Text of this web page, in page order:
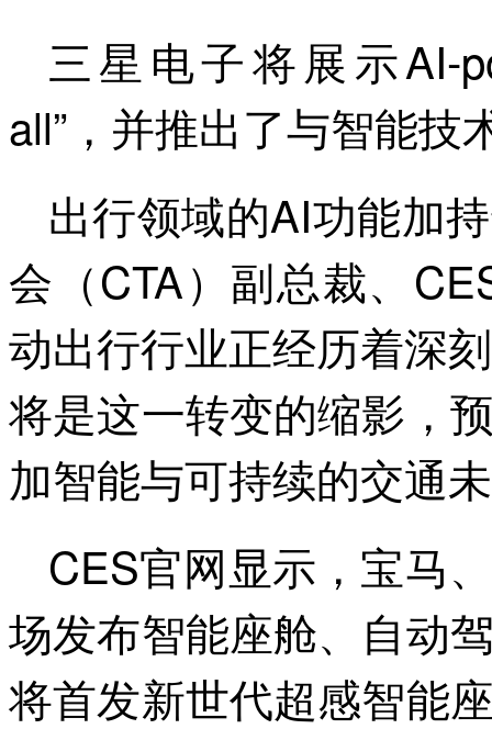
三星电子将展示AI-
all”，并推出了与智能技
出行领域的AI功能加
会（CTA）副总裁、
动出行行业正经历着深
将是这一转变的缩影，
加智能与可持续的交通
CES官网显示，宝马
场发布智能座舱、自动
将首发新世代超感智能